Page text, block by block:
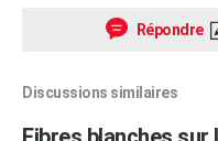
Répondre
Discussions similaires